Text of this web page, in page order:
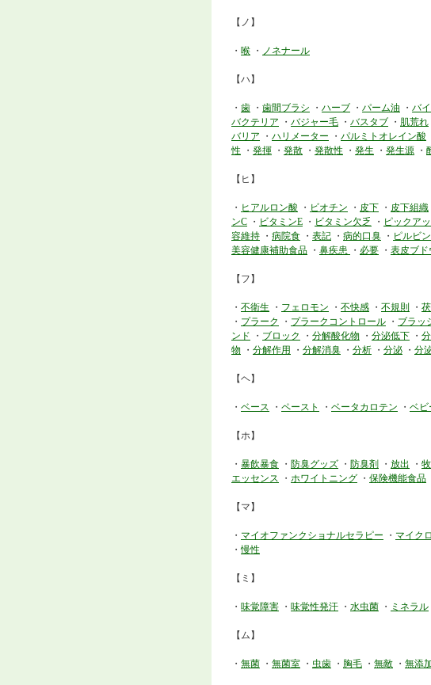
【ノ】
・ 喉 ・ ノネナール
【ハ】
・ 歯 ・ 歯間ブラシ ・ ハーブ ・ パーム油 ・ バ
バクテリア ・ バジャー毛 ・ バスタブ ・ 肌荒れ
バリア ・ ハリメーター ・ パルミトオレイン酸
性 ・ 発揮 ・ 発散 ・ 発散性 ・ 発生 ・ 発生源 ・
【ヒ】
・ ヒアルロン酸 ・ ビオチン ・ 皮下 ・ 皮下組織
ンC ・ ビタミンE ・ ビタミン欠乏 ・ ピックア
容維持 ・ 病院食 ・ 表記 ・ 病的口臭 ・ ピルビ
美容健康補助食品 ・ 鼻疾患 ・ 必要 ・ 表皮ブド
【フ】
・ 不衛生 ・ フェロモン ・ 不快感 ・ 不規則 ・
・ プラーク ・ プラークコントロール ・ ブラッ
ンド ・ ブロック ・ 分解酸化物 ・ 分泌低下 ・
物 ・ 分解作用 ・ 分解消臭 ・ 分析 ・ 分泌 ・ 分
【ヘ】
・ ベース ・ ペースト ・ ベータカロテン ・ ベビ
【ホ】
・ 暴飲暴食 ・ 防臭グッズ ・ 防臭剤 ・ 放出 ・
エッセンス ・ ホワイトニング ・ 保険機能食品
【マ】
・ マイオファンクショナルセラピー ・ マイク
・慢性
【ミ】
・ 味覚障害 ・ 味覚性発汗 ・ 水虫菌 ・ ミネラル
【ム】
・ 無菌 ・ 無菌室 ・ 虫歯 ・ 胸毛 ・ 無敵 ・ 無添